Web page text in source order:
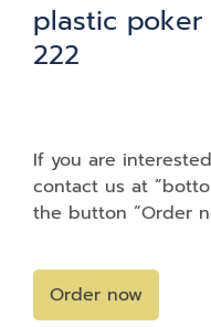
plastic poker
222
If you are
contact us at
the button “Order
Order now